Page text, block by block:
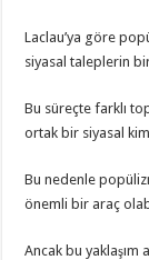
Laclau’ya göre
siyasal taleplerin
Bu süreçte farklı
ortak bir siyasal
Bu nedenle
önemli bir araç
Ancak bu yaklaşım